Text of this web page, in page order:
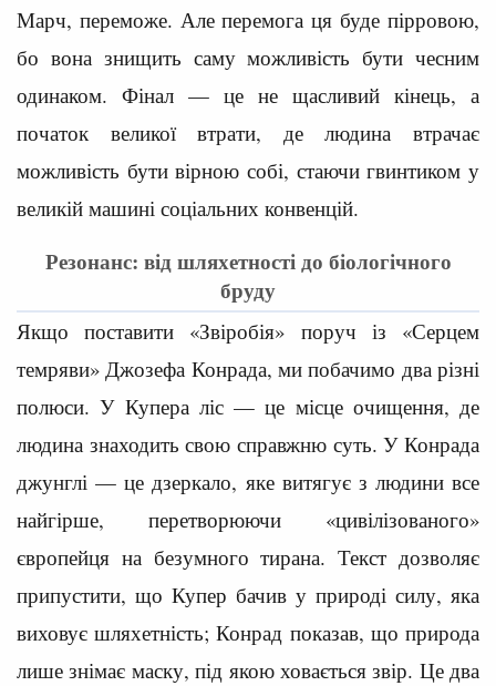
Марч, переможе. Але перемога ця буде пірровою,
бо вона знищить саму можливість бути чесним
одинаком. Фінал — це не щасливий кінець, а
початок великої втрати, де людина втрачає
можливість бути вірною собі, стаючи гвинтиком у
великій машині соціальних конвенцій.
Резонанс: від шляхетності до біологічного
бруду
Якщо поставити «Звіробія» поруч із «Серцем
темряви» Джозефа Конрада, ми побачимо два різні
полюси. У Купера ліс — це місце очищення, де
людина знаходить свою справжню суть. У Конрада
джунглі — це дзеркало, яке витягує з людини все
найгірше, перетворюючи «цивілізованого»
європейця на безумного тирана. Текст дозволяє
припустити, що Купер бачив у природі силу, яка
виховує шляхетність; Конрад показав, що природа
лише знімає маску, під якою ховається звір. Це два